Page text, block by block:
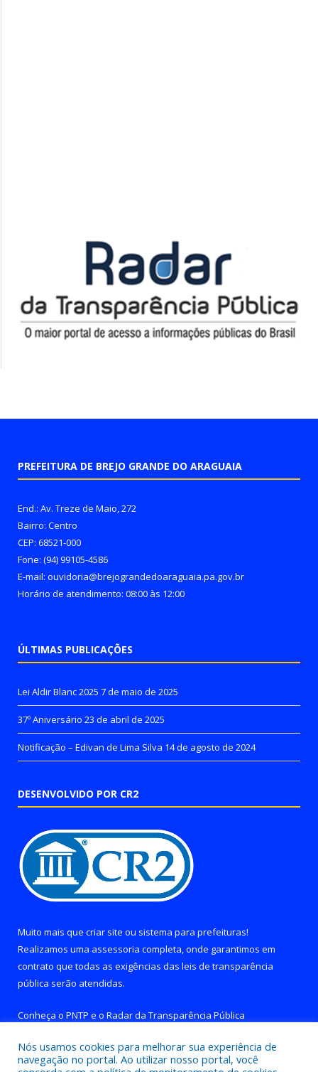
PREFEITURA DE BREJO GRANDE DO ARAGUAIA
End.: Av. Treze de Maio, 272
Bairro: Centro
CEP: 68521-000
Fone: (94) 99105-4586
E-mail: ouvidoria@brejograndedoaraguaia.pa.gov.br
Horário de atendimento: 08:00 às 12:00
ÚLTIMAS PUBLICAÇÕES
Lei Aldir Blanc 2025 7 de maio de 2025
37º Aniversário 23 de abril de 2025
Notificação – Edivan de Lima Silva 14 de agosto de 2024
DESENVOLVIDO POR CR2
Muito mais que criar site ou sistema para prefeituras!
Realizamos uma assessoria completa, onde garantimos em
contrato que todas as exigências das leis de transparência
pública serão atendidas.
Conheça o PNTP e o Radar da Transparência Pública
Nós usamos cookies para melhorar sua experiência de
navegação no portal. Ao utilizar nosso portal, você